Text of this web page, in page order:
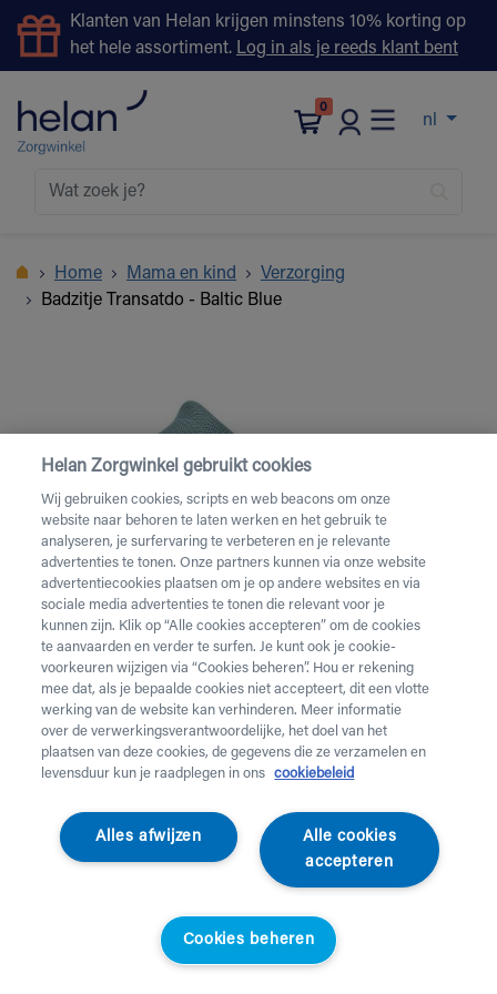
Klanten van Helan krijgen minstens 10% korting op
het hele assortiment. Log in als je reeds klant bent
0
nl
Home Mama en kind
Verzorging
Badzitje Transatdo - Baltic Blue
Badzitje Transatdo -
Baltic Blue
Helan Zorgwinkel gebruikt cookies
Wij gebruiken cookies, scripts en web beacons om onze
website naar behoren te laten werken en het gebruik te
analyseren, je surfervaring te verbeteren en je relevante
advertenties te tonen. Onze partners kunnen via onze website
advertentiecookies plaatsen om je op andere websites en via
sociale media advertenties te tonen die relevant voor je
kunnen zijn. Klik op “Alle cookies accepteren” om de cookies
te aanvaarden en verder te surfen. Je kunt ook je cookie-
voorkeuren wijzigen via “Cookies beheren”. Hou er rekening
mee dat, als je bepaalde cookies niet accepteert, dit een vlotte
werking van de website kan verhinderen. Meer informatie
over de verwerkingsverantwoordelijke, het doel van het
plaatsen van deze cookies, de gegevens die ze verzamelen en
levensduur kun je raadplegen in ons
cookiebeleid
Alle cookies
accepteren
Alles afwijzen
Cookies beheren